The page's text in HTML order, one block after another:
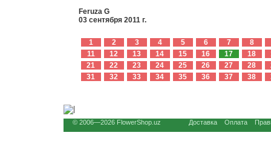
Feruza G
03 сентября 2011 г.
1 2 3 4 5 6 7
8
11
12 13 14 15 16 17 18
21
22 23 24 25 26 27 28
31
32 33 34 35 36 37 38
© 2006—2026 FlowerShop.uz Доставка Оплата